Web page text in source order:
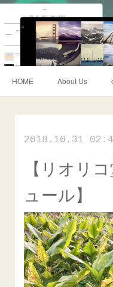
HOME About Us
2018.10.31
【リオリ
ュール】